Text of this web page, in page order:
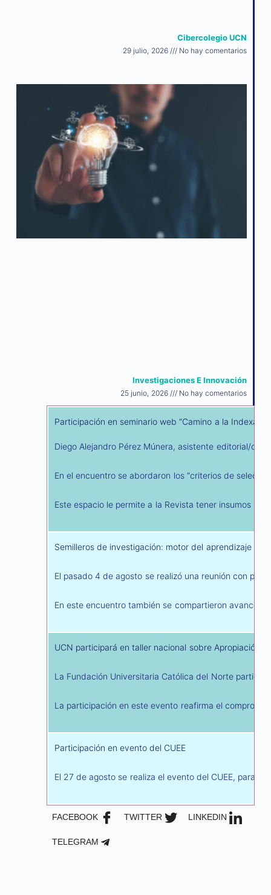
Cibercolegio UCN
29 julio, 2026 No hay comentarios
Investigaciones E Innovación
25 junio, 2026 No hay comentarios
Participación en seminario web “Camino a la
Diego Alejandro Pérez Múnera, asistente editorial/
En el encuentro se abordaron los “criterios de
Este espacio le permite a la Revista tener insumos
Semilleros de investigación: motor del aprendizaje y
El pasado 4 de agosto se realizó una reunión con
En este encuentro también se compartieron avances
UCN participará en taller nacional sobre Apropiación
La Fundación Universitaria Católica del Norte
La participación en este evento reafirma el
Participación en evento del CUEE
El 27 de agosto se realiza el evento del CUEE, para
FACEBOOK TWITTER LINKEDIN
TELEGRAM